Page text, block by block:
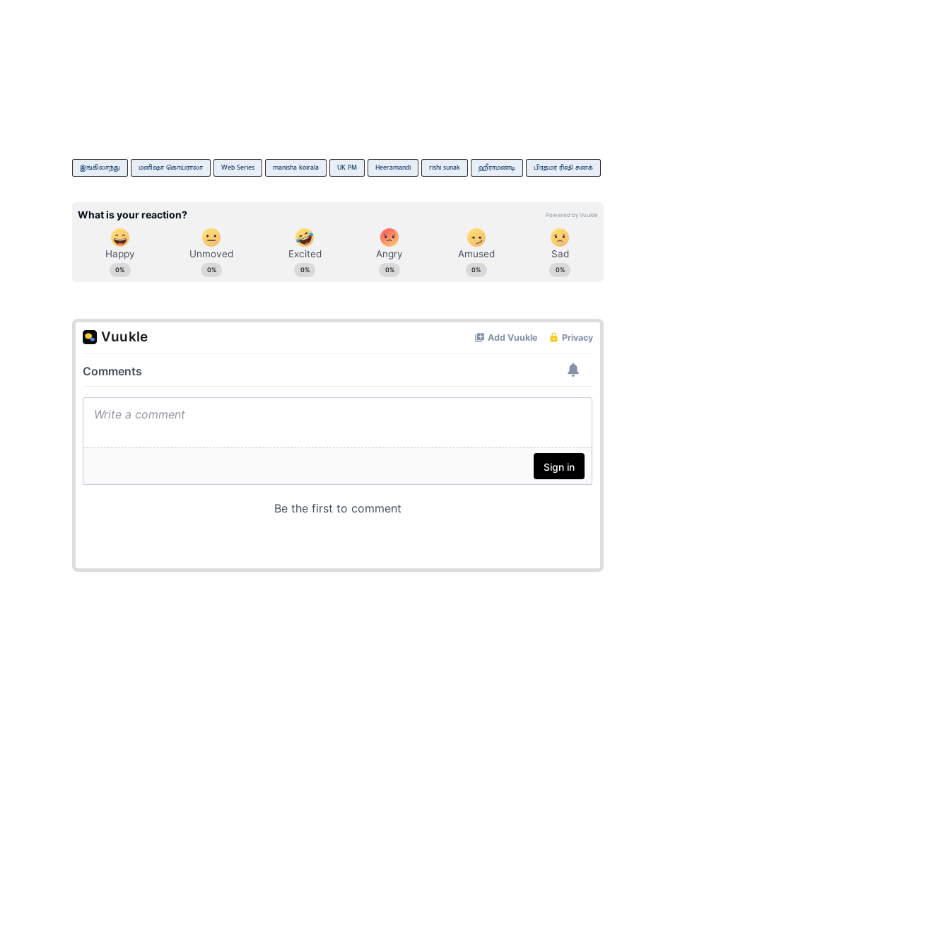
இங்கிலாந்து மனிஷா கொய்ராலா Web Series manisha koirala UK PM Heeramandi rishi sunak ஹீராமண்டி பிரதமர் ரிஷி சுனக்